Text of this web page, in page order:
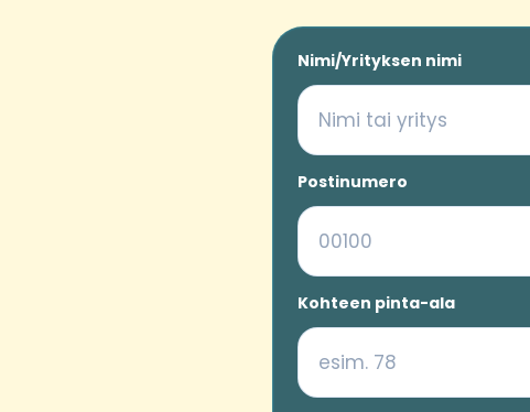
Nimi/Yrityksen nimi
Postinumero
Kohteen pinta-ala